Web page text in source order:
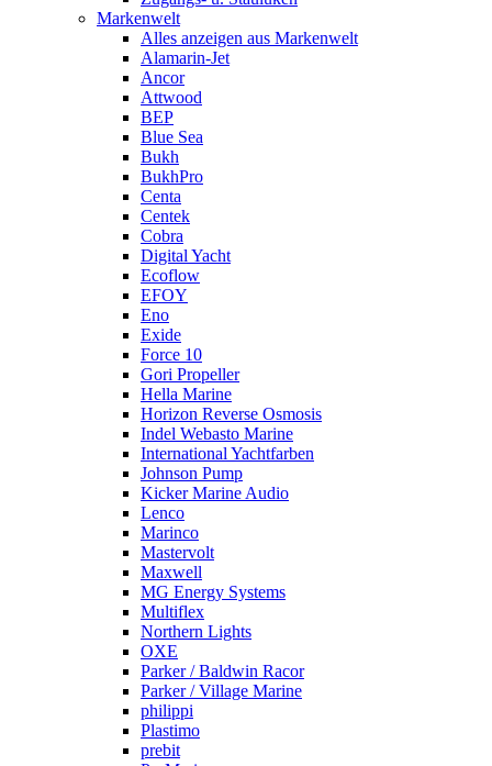
Markenwelt
Alles anzeigen aus Markenwelt
Alamarin-Jet
Ancor
Attwood
BEP
Blue Sea
Bukh
BukhPro
Centa
Centek
Cobra
Digital Yacht
Ecoflow
EFOY
Eno
Exide
Force 10
Gori Propeller
Hella Marine
Horizon Reverse Osmosis
Indel Webasto Marine
International Yachtfarben
Johnson Pump
Kicker Marine Audio
Lenco
Marinco
Mastervolt
Maxwell
MG Energy Systems
Multiflex
Northern Lights
OXE
Parker / Baldwin Racor
Parker / Village Marine
philippi
Plastimo
prebit